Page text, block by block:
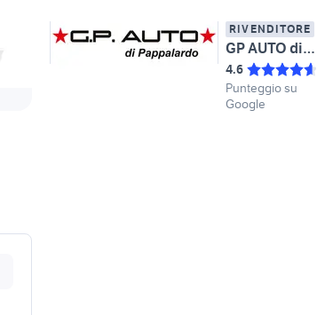
RIVENDITORE
GP AUTO di Pappalardo
4.6
Punteggio su
Google